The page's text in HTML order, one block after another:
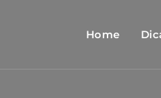
Home